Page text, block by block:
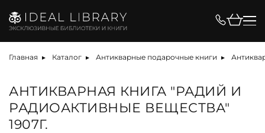
Главная Каталог Антикварные подарочные книги
АНТИКВАРНАЯ КНИГА "РАДИЙ И
РАДИОАКТИВНЫЕ ВЕЩЕСТВА"
1907Г.